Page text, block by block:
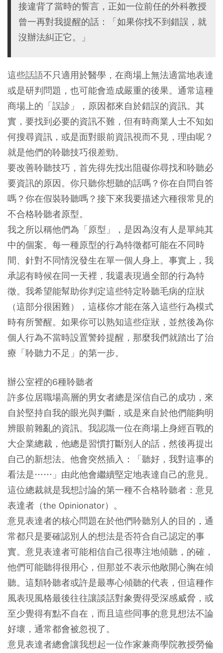
接違背了當時的誓言，正如一位前任的外科教授
曾一再對我提醒的話：「如果你找不到錯誤，就
沒辦法糾正它。」
這些話語不只適用於醫學，在商場上無法適當地表達
或是研判問題，也可能會造成嚴重的後果。通常這種
商場上的「誤診」，原因都來自於錯誤的資訊。其
實，要找到必要的資訊不難，但有時商業人士不知如
何搜尋資訊，或是面對眼前資訊視而不見，理由呢？
就是他們的聆聽技巧很差勁。
要改善聆聽技巧，首先得先找出阻礙你尋找和聆聽必
要資訊的原因。你只聽你想聽的話嗎？你在自問自答
嗎？你在假裝聆聽嗎？接下來我要描述六種很常見的
不合格聆聽者原型。
我之所以稱他們為「原型」，是因為沒有人是單純其
中的個案。每一種原型的行為特徵都可能在不同時
間、針對不同情況發生在單一個人身上。事實上，我
承認有時候在同一天裡，我還表現過全部的行為特
徵。我希望能幫助你判定這些特定聆聽毛病的症狀
（這部分很困難），這樣你才能在落入這些行為模式
時有所警醒。如果你可以熟知這些症狀，並然後為你
個人行為不當時設置警鈴提醒，那麼我們就踏出了治
療「聆聽力不足」的第一步。
辦公室裡的6種聆聽者
許多位居職場高層的男女者總是深信自己的成功，來
自於堅持自我的眼光與判斷，或是來自於他們能夠明
辨眼前雜亂的資訊。我認識一位在商場上身經百戰的
大企業總裁，他總是習慣打斷別人的話，然後再提出
自己的新想法。他會突然插入：「聽好，我對這事的
看法是……」由此他會繼續堅定地表達自己的意見。
這位總裁就是我想討論的第一種不合格聆聽者： 意見
表達者（the Opinionator） 。
意見表達者的核心問題在於他們聆聽別人的目的，通
常都只是要確認別人的想法是否符合自己認定的事
實。意見表達者可能相信自己很專注地傾聽，的確，
他們可能聽得很用心，但那並不表示他敞開心胸在傾
聽。這類聆聽者或許是最專心傾聽的代表，但這種作
風表現風格最後往往讓談話對象覺得受深感威脅，或
至少覺得有點不自在，而且這些同事的意見想法不論
好壞，通常都會被忽視了。
意見表達者總會讓我想起一位作家兼商學院教授勞倫